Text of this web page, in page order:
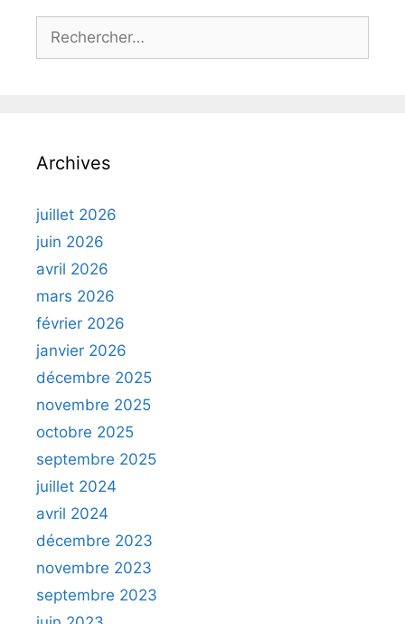
Rechercher :
Archives
juillet 2026
juin 2026
avril 2026
mars 2026
février 2026
janvier 2026
décembre 2025
novembre 2025
octobre 2025
septembre 2025
juillet 2024
avril 2024
décembre 2023
novembre 2023
septembre 2023